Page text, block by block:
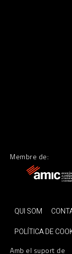
Membre de:
QUI SOM
POLÍTICA DE
Amb el suport de